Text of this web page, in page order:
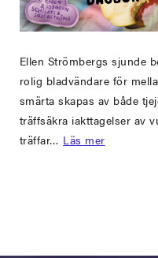
Ellen Strömbergs sjunde
rolig bladvändare för
smärta skapas av både
träffsäkra iakttagelser av
träffar… Läs mer